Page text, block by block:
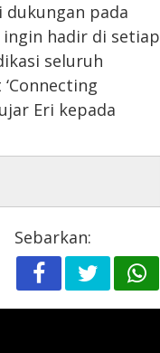
pada
hadir di setiap
seluruh
Eri kepada
Sebarkan: